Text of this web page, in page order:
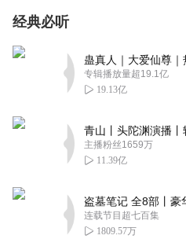
经典必听
专辑播放量超19.1亿
19.13亿
主播粉丝1659万
11.39亿
连载节目超七百集
1809.57万